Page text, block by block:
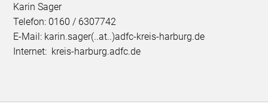
Karin Sager
Telefon: 0160 / 6307742
E-Mail: karin.sager(..at..)adfc-kreis-harburg.de
Internet: kreis-harburg.adfc.de